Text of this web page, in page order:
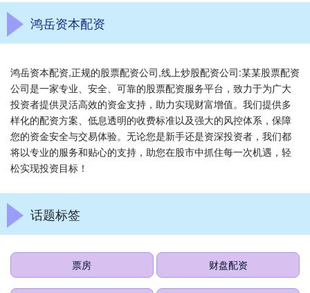
鸿岳资本配资
鸿岳资本配资,正规的股票配资公司,线上炒股配资公司:某某股票配资
公司是一家专业、安全、可靠的股票配资服务平台，致力于为广大
投资者提供灵活高效的资金支持，助力实现财富增值。我们提供多
样化的配资方案、低息透明的收费标准以及强大的风控体系，保障
您的资金安全与交易体验。无论您是新手还是资深投资者，我们都
将以专业的服务和贴心的支持，助您在股市中抓住每一次机遇，轻
松实现投资目标！
话题标签
票房 财盘配资